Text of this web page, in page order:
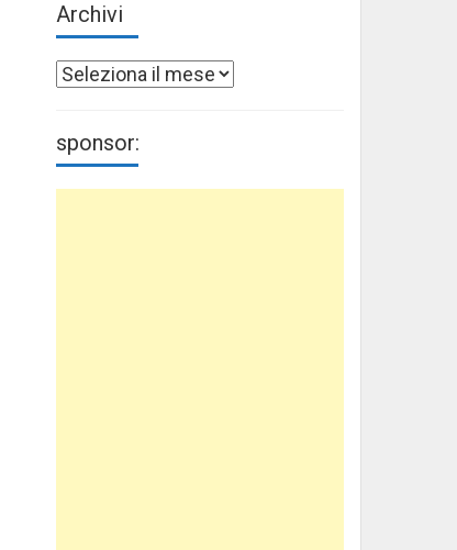
Archivi
Archivi
sponsor: